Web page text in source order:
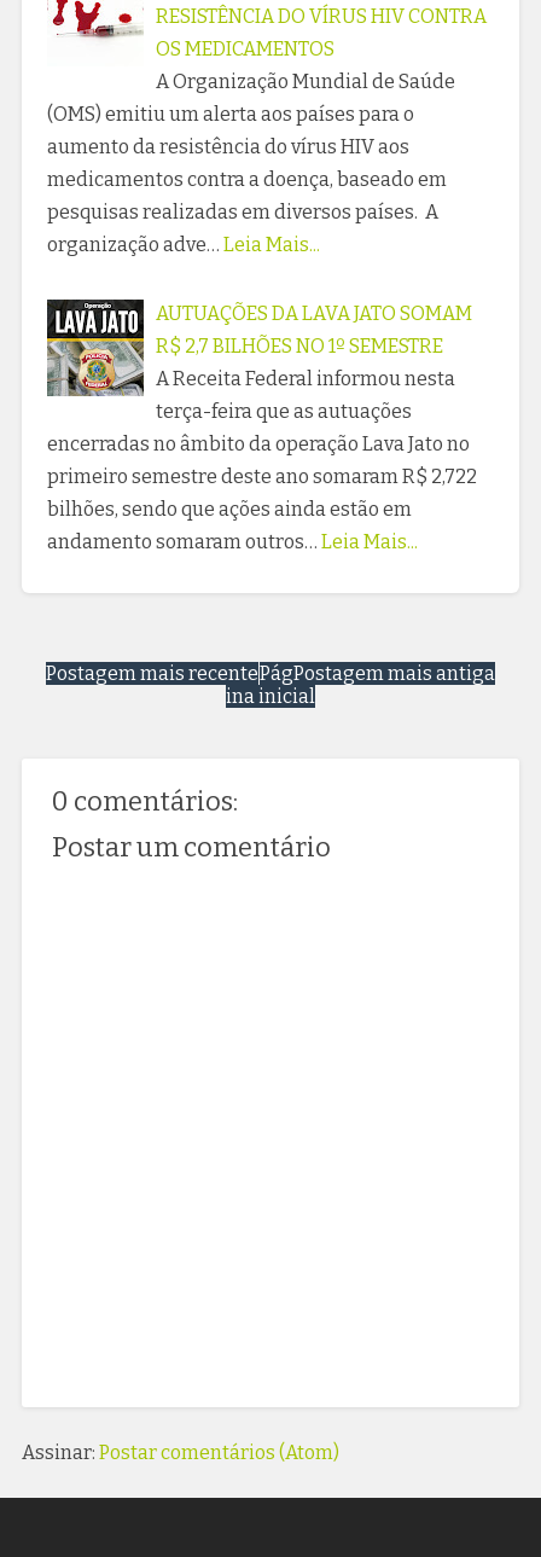
RESISTÊNCIA DO VÍRUS HIV CONTRA
OS MEDICAMENTOS
A Organização Mundial de Saúde
(OMS) emitiu um alerta aos países para o
aumento da resistência do vírus HIV aos
medicamentos contra a doença, baseado em
pesquisas realizadas em diversos países. A
organização adve… Leia Mais...
AUTUAÇÕES DA LAVA JATO SOMAM
R$ 2,7 BILHÕES NO 1º SEMESTRE
A Receita Federal informou nesta
terça-feira que as autuações
encerradas no âmbito da operação Lava Jato no
primeiro semestre deste ano somaram R$ 2,722
bilhões, sendo que ações ainda estão em
andamento somaram outros… Leia Mais...
Postagem mais recente Postagem mais antiga
Pág
ina inicial
0 comentários:
Postar um comentário
Assinar: Postar comentários (Atom)